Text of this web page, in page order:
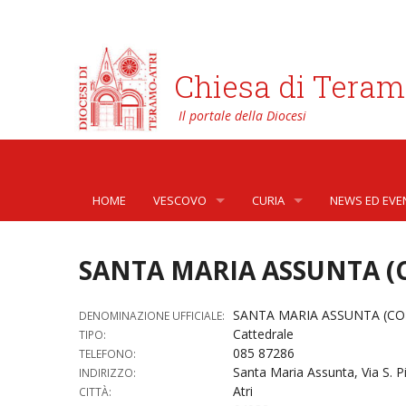
Chiesa di
HOME VESCOVO
LO STEMMA
LETTERE DEL VESCOVO AI GIOVANI DELLA
CURIA
SETTORI DELLA VITA
AFFARI
ORGANI DI PARTECIPAZIONE
CAPITOLI
NEWS ED
SANTA MARIA ASSUNTA
DENOMINAZIONE UFFICIALE: SANTA MARIA ASSUNTA
TIPO: Cattedrale
TELEFONO: 085 87286
INDIRIZZO: Santa Maria Assunta, Via S.
CITTÀ: Atri